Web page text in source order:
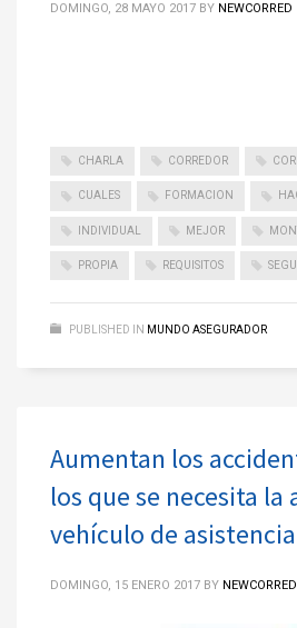
DOMINGO, 28 MAYO 2017 BY NEWCORRED
CHARLA CORREDOR
CUALES FORMACION
INDIVIDUAL MEJOR
PROPIA REQUISITOS
PUBLISHED IN MUNDO ASEGURADOR
Aumentan los
los que se necesita la
vehículo de asistencia
DOMINGO, 15 ENERO 2017 BY NEWCORRED